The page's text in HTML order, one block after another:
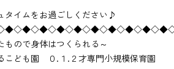
タイムをお過ごしください♪
ので身体はつくられる～
ども園 ０.１.２才専門小規模保育園